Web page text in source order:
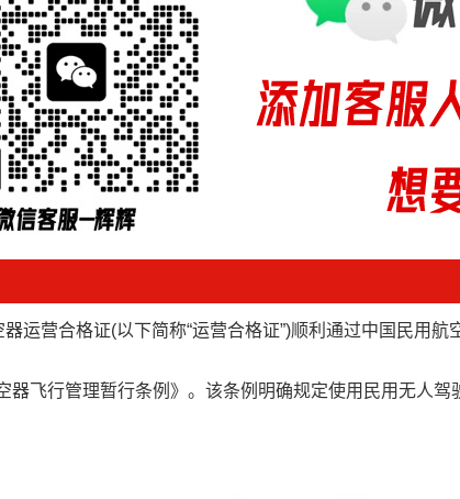
器运营合格证(以下简称“运营合格证”)顺利通过中国民用
器飞行管理暂行条例》。该条例明确规定使用民用无人